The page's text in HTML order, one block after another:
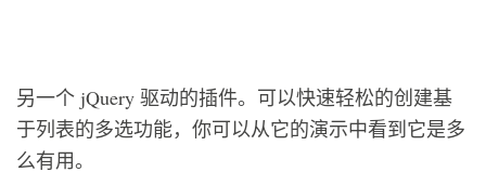
另一个 jQuery 驱动的插件。可以快速轻松的创建基
于列表的多选功能，你可以从它的演示中看到它是多
么有用。